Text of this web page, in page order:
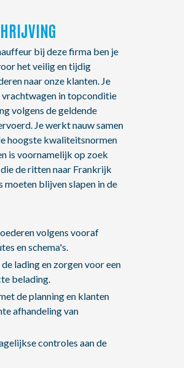
bij deze firma ben je
het veilig en tijdig
naar onze klanten. Je
in topconditie
volgens de geldende
Je werkt nauw samen
hoogste kwaliteitsnormen
is voornamelijk op zoek
de ritten naar Frankrijk
moeten blijven slapen in de
volgens vooraf
en schema's.
lading en zorgen voor een
belading.
de planning en klanten
afhandeling van
controles aan de